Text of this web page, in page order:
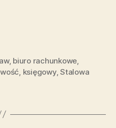
, biuro rachunkowe
księgowy,Stalowa